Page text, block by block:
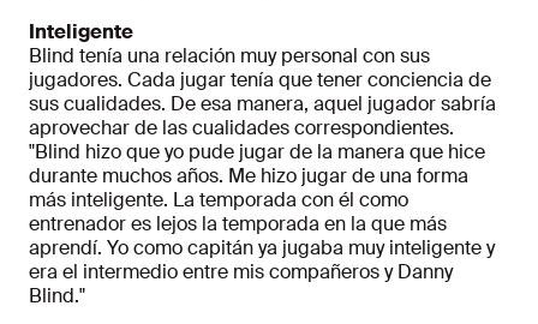
Inteligente
Blind tenía una relación muy personal con sus
jugadores. Cada jugar tenía que tener conciencia de
sus cualidades. De esa manera, aquel jugador sabría
aprovechar de las cualidades correspondientes.
"Blind hizo que yo pude jugar de la manera que hice
durante muchos años. Me hizo jugar de una forma
más inteligente. La temporada con él como
entrenador es lejos la temporada en la que más
aprendí. Yo como capitán ya jugaba muy inteligente y
era el intermedio entre mis compañeros y Danny
Blind."